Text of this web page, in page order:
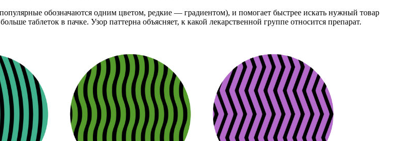
обозначаются одним цветом, редкие — градиентом), и помогает быстрее искать нужный товар
таблеток в пачке. Узор паттерна объясняет, к какой лекарственной группе относится препарат.